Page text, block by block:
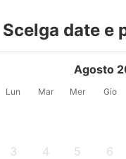
Scelga date e
Agosto
Lun Mar Mer Gio
3 4 5 6